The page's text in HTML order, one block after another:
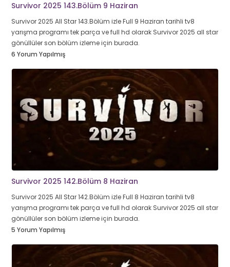
Survivor 2025 143.Bölüm 9 Haziran
Survivor 2025 All Star 143.Bölüm izle Full 9 Haziran tarihli tv8
yarışma programı tek parça ve full hd olarak Survivor 2025 all star
gönüllüler son bölüm izleme için burada.
6 Yorum Yapılmış
Survivor 2025 142.Bölüm 8 Haziran
Survivor 2025 All Star 142.Bölüm izle Full 8 Haziran tarihli tv8
yarışma programı tek parça ve full hd olarak Survivor 2025 all star
gönüllüler son bölüm izleme için burada.
5 Yorum Yapılmış